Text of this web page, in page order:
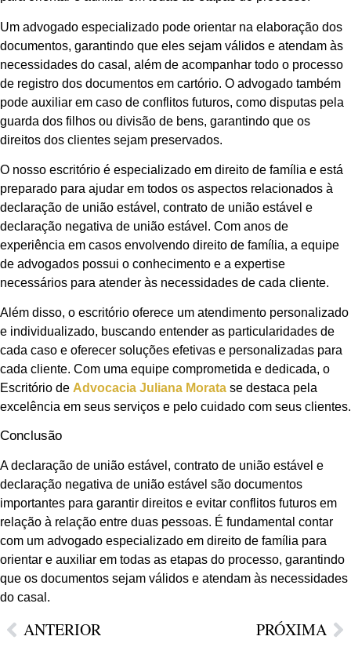
Um advogado especializado pode orientar na elaboração dos
documentos, garantindo que eles sejam válidos e atendam às
necessidades do casal, além de acompanhar todo o processo
de registro dos documentos em cartório. O advogado também
pode auxiliar em caso de conflitos futuros, como disputas pela
guarda dos filhos ou divisão de bens, garantindo que os
direitos dos clientes sejam preservados.
O nosso escritório é especializado em direito de família e está
preparado para ajudar em todos os aspectos relacionados à
declaração de união estável, contrato de união estável e
declaração negativa de união estável. Com anos de
experiência em casos envolvendo direito de família, a equipe
de advogados possui o conhecimento e a expertise
necessários para atender às necessidades de cada cliente.
Além disso, o escritório oferece um atendimento personalizado
e individualizado, buscando entender as particularidades de
cada caso e oferecer soluções efetivas e personalizadas para
cada cliente. Com uma equipe comprometida e dedicada, o
Escritório de Advocacia Juliana Morata se destaca pela
excelência em seus serviços e pelo cuidado com seus clientes.
Conclusão
A declaração de união estável, contrato de união estável e
declaração negativa de união estável são documentos
importantes para garantir direitos e evitar conflitos futuros em
relação à relação entre duas pessoas. É fundamental contar
com um advogado especializado em direito de família para
orientar e auxiliar em todas as etapas do processo, garantindo
que os documentos sejam válidos e atendam às necessidades
do casal.
ANTERIOR PRÓXIMA